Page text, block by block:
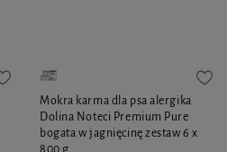
Mokra karma dla psa alergika
Dolina Noteci Premium Pure
bogata w jagnięcinę zestaw 6 x
800 g